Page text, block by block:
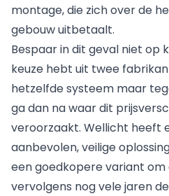
montage, die zich over de
gebouw uitbetaalt.
Bespaar in dit geval niet op
keuze hebt uit twee
hetzelfde systeem maar
ga dan na waar dit
veroorzaakt. Wellicht heeft
aanbevolen, veilige
een goedkopere variant om
vervolgens nog vele jaren